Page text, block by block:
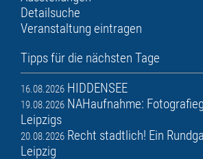
Detailsuche
Veranstaltung eintragen
Tipps für die nächsten Tage
16.08.2026 HIDDENSEE
19.08.2026 NAHaufnahme:
Leipzigs
20.08.2026 Recht stadtlich! Ein
Leipzig